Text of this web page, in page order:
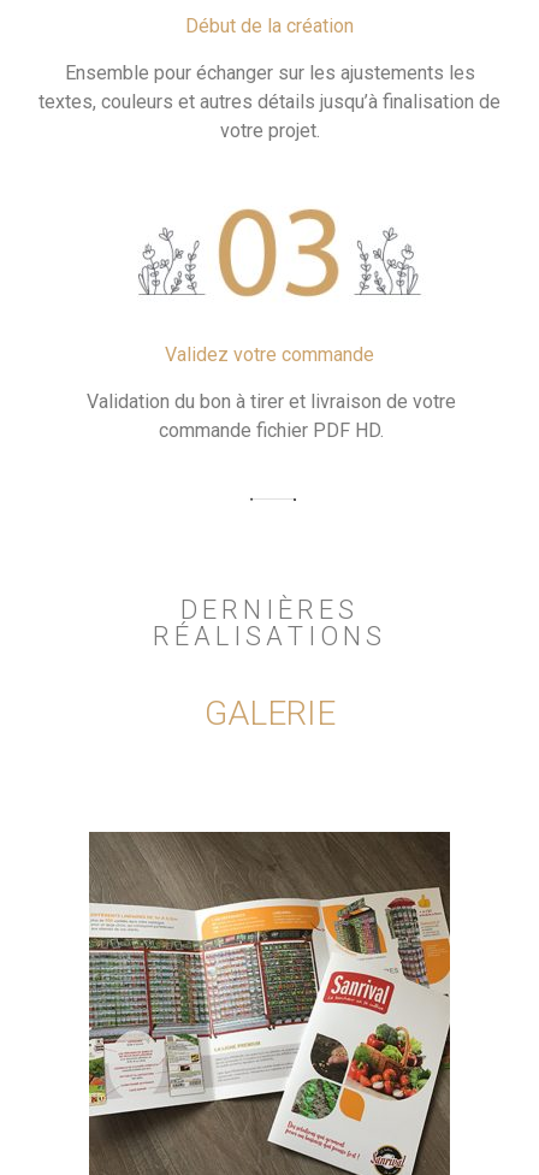
Début de la création
Ensemble pour échanger sur les ajustements les
textes, couleurs et autres détails jusqu’à finalisation de
votre projet.
Validez votre commande
Validation du bon à tirer et livraison de votre
commande fichier PDF HD.
DERNIÈRES
RÉALISATIONS
GALERIE